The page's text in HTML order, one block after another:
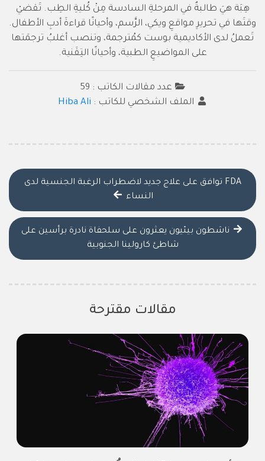
هِبَة هيَ طالبةٌ في المرحلةِ السادسة مِنْ كُليةِ الطِب. تَقضيْ
وقتَها في تحريرِ مواقعِ ويكي، الرَّسم، وأحيانًا قراءةَ أدبِ الأطفال.
تَعملُ لدى الأكاديمية بوست كمُترجمة، وتنصب أغلبُ ترجمَتها
على المواضيعِ الطبية، وأحيانًا التِقَنية.
عدد مقالات الكاتب : 59
الملف الشخصي للكاتب : Hiba Ali
FDA توافق على علاج جديد لاضطراب الرغبة الجنسية لدى
النساء
ناشطون بيئيون يعثرون على سلحفاة نادرة برأسين على
شاطئ كارولينا الجنوبية
مقالات مقترحة